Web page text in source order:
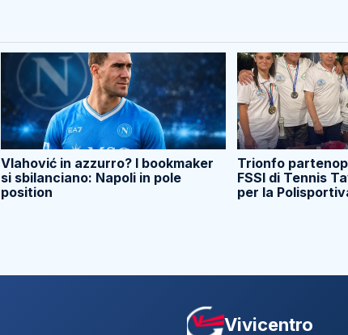
Vlahović in azzurro? I bookmaker
si sbilanciano: Napoli in pole
position
Trionfo
FSSI di Tennis
per la
Vivicentro